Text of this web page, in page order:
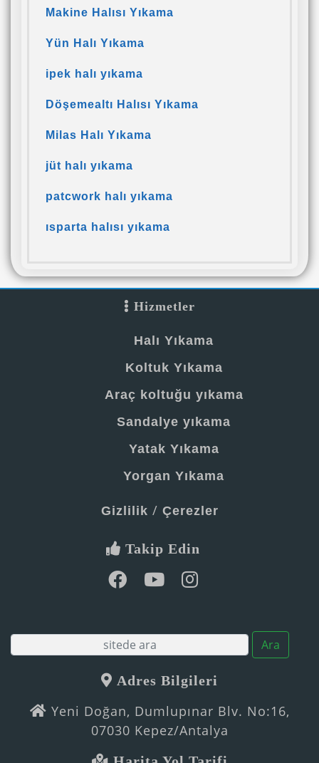
Makine Halısı Yıkama
Yün Halı Yıkama
ipek halı yıkama
Döşemealtı Halısı Yıkama
Milas Halı Yıkama
jüt halı yıkama
patcwork halı yıkama
ısparta halısı yıkama
Hizmetler
Halı Yıkama
Koltuk Yıkama
Araç koltuğu yıkama
Sandalye yıkama
Yatak Yıkama
Yorgan Yıkama
Gizlilik / Çerezler
Takip Edin
Ara
Adres Bilgileri
Yeni Doğan, Dumlupınar Blv. No:16,
07030 Kepez/Antalya